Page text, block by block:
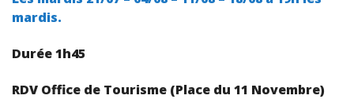
mardis.
Durée 1h45
RDV Office de Tourisme (Place du 11 Novembre)